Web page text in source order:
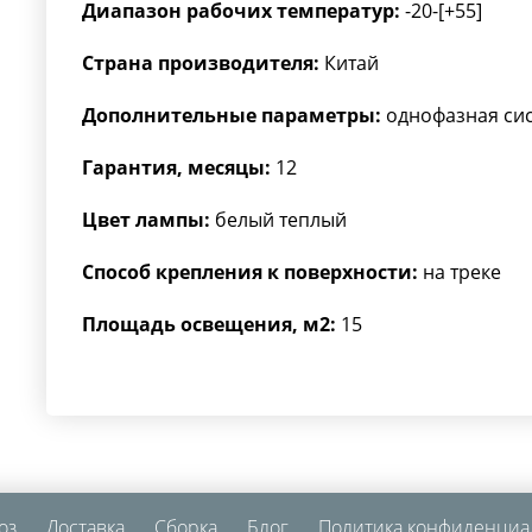
Диапазон рабочих температур: -20-[+55]
Страна производителя: Китай
Дополнительные параметры: однофазная
Гарантия, месяцы: 12
Цвет лампы: белый теплый
Способ крепления к поверхности: на треке
Площадь освещения, м2: 15